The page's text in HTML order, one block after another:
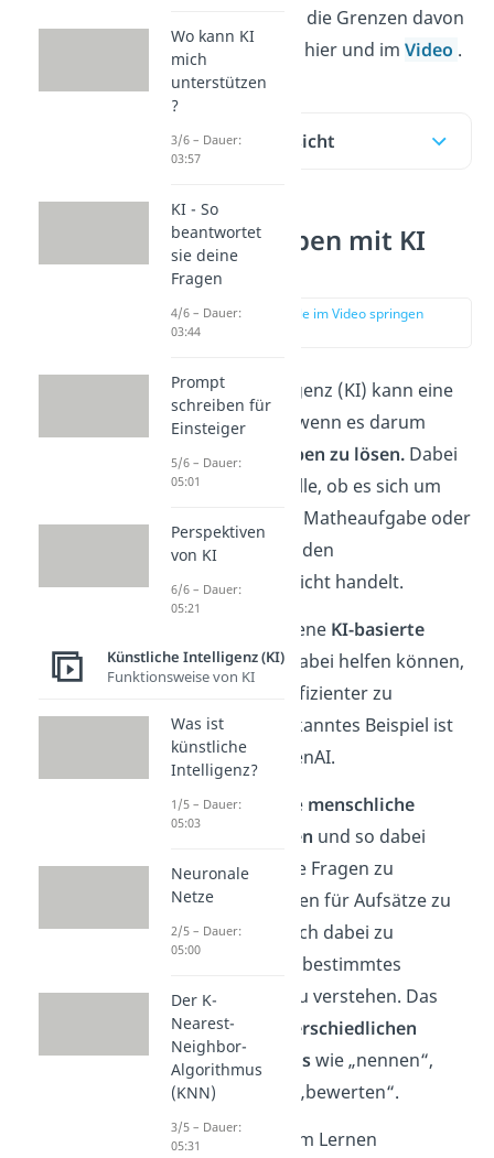
das geht und was die Grenzen davon
sind, erklären wir hier und im Video .
Inhaltsübersicht
Hausaufgaben mit KI
lösen
zur Stelle im Video springen
Künstliche Intelligenz (KI) kann eine
große Hilfe sein, wenn es darum
geht,
Hausaufgaben zu lösen.Dabei
spielt es keine Rolle, ob es sich um
eine komplizierte Matheaufgabe oder
einen Aufsatz für den
Geschichtsunterricht handelt.
Es gibt verschiedene KI-basierte
Werkzeuge, die dabei helfen können,
Hausaufgaben effizienter zu
erledigen. Ein bekanntes Beispiel ist
ChatGPTvon OpenAI.
ChatGPT kann die menschliche
Sprache verstehen und so dabei
helfen, schwierige Fragen zu
beantworten, Ideen für Aufsätze zu
liefern oder einfach dabei zu
unterstützen, ein bestimmtes
Konzept besser zu verstehen. Das
geht auch in
unterschiedlichen
Anspruchsniveauswie „nennen“,
„erläutern“ oder „bewerten“.
KI kann einen beim Lernen
Wo kann KI
mich
unterstützen
?
3/6 – Dauer:
03:57
KI - So
beantwortet
sie deine
Fragen
4/6 – Dauer:
03:44
Prompt
schreiben für
Einsteiger
5/6 – Dauer:
05:01
Perspektiven
von KI
6/6 – Dauer:
05:21
Künstliche Intelligenz (KI)
Funktionsweise von KI
Was ist
künstliche
Intelligenz?
1/5 – Dauer:
05:03
Neuronale
Netze
2/5 – Dauer:
05:00
Der K-
Nearest-
Neighbor-
Algorithmus
(KNN)
3/5 – Dauer:
05:31